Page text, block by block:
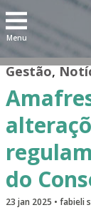
Menu
Gestão,
do
23 jan 2025 • fabieli